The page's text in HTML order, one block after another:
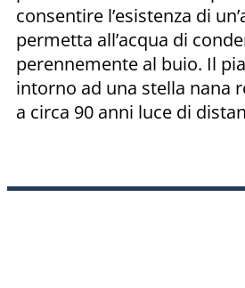
consentire l’esistenza di
permetta all’acqua di
perennemente al buio. Il
intorno ad una stella nana
a circa 90 anni luce di